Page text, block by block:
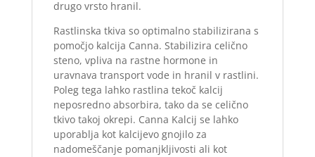
drugo vrsto hranil.
Rastlinska tkiva so optimalno stabilizirana s
pomočjo kalcija Canna. Stabilizira celično
steno, vpliva na rastne hormone in
uravnava transport vode in hranil v rastlini.
Poleg tega lahko rastlina tekoč kalcij
neposredno absorbira, tako da se celično
tkivo takoj okrepi. Canna Kalcij se lahko
uporablja kot kalcijevo gnojilo za
nadomeščanje pomanjkljivosti ali kot